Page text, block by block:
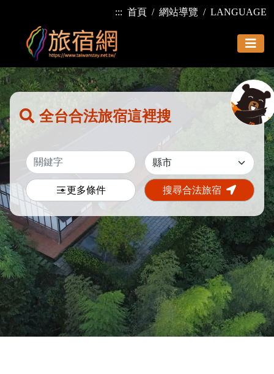
::: 首頁 網站導覽 LANGUAGE
全台合法旅宿這裡搜
更多條件 搜尋合法旅宿